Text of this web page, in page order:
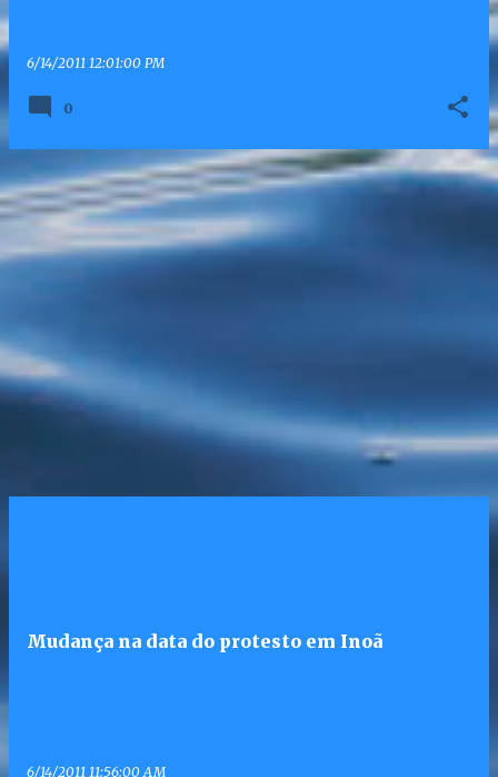
6/14/2011 12:01:00 PM
0
Mudança na data do protesto em Inoã
6/14/2011 11:56:00 AM